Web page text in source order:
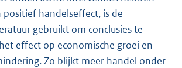
handelseffect, is de
gebruikt om conclusies te
effect op economische groei en
Zo blijkt meer handel onder